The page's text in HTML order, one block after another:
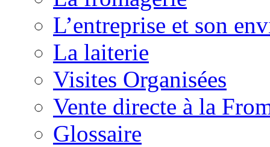
L’entreprise et son
La laiterie
Visites Organisées
Vente directe à la
Glossaire